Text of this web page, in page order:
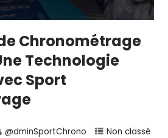
Chronométrage
Technologie
Sport
@dminSportChrono
Non classé